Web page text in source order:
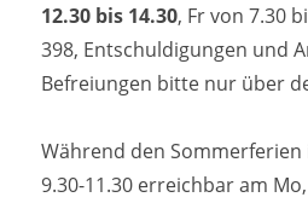
12.30 bis 14.30, Fr von 7.30
398, Entschuldigungen und
Befreiungen bitte nur über
Während den Sommerferien
9.30-11.30 erreichbar am Mo,